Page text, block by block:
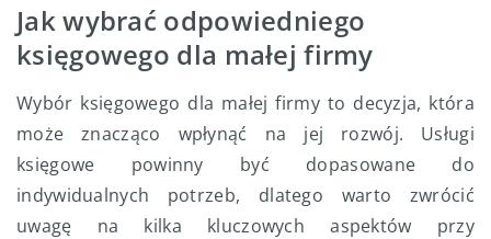
Jak wybrać odpowiedniego
księgowego dla małej firmy
Wybór księgowego dla małej firmy to decyzja, która
może znacząco wpłynąć na jej rozwój. Usługi
księgowe powinny być dopasowane do
indywidualnych potrzeb, dlatego warto zwrócić
uwagę na kilka kluczowych aspektów przy